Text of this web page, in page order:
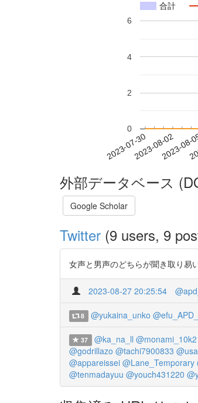
合計
2023-07-302023-08-02
2023-
0
2
4
6
外部データベース
Google Scholar
Twitter (9 users, 9
女声と男声のどちらが聞き取り
2023-08-27 20:25:54
8 @yukaina_unko
37 @ka_na_ll @monami_10k2
@godrillazo @tachi7900833
@appareissei @Lane_Temporary
@tenmadayuu @youch431220